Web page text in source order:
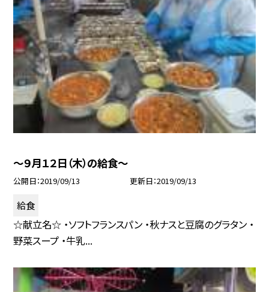
〜９月１２日（木）の給食〜
公開日 2019/09/13 更新日 2019/09/13
給食
☆献立名☆ ・ソフトフランスパン ・秋ナスと豆腐のグラタン ・
野菜スープ ・牛乳...